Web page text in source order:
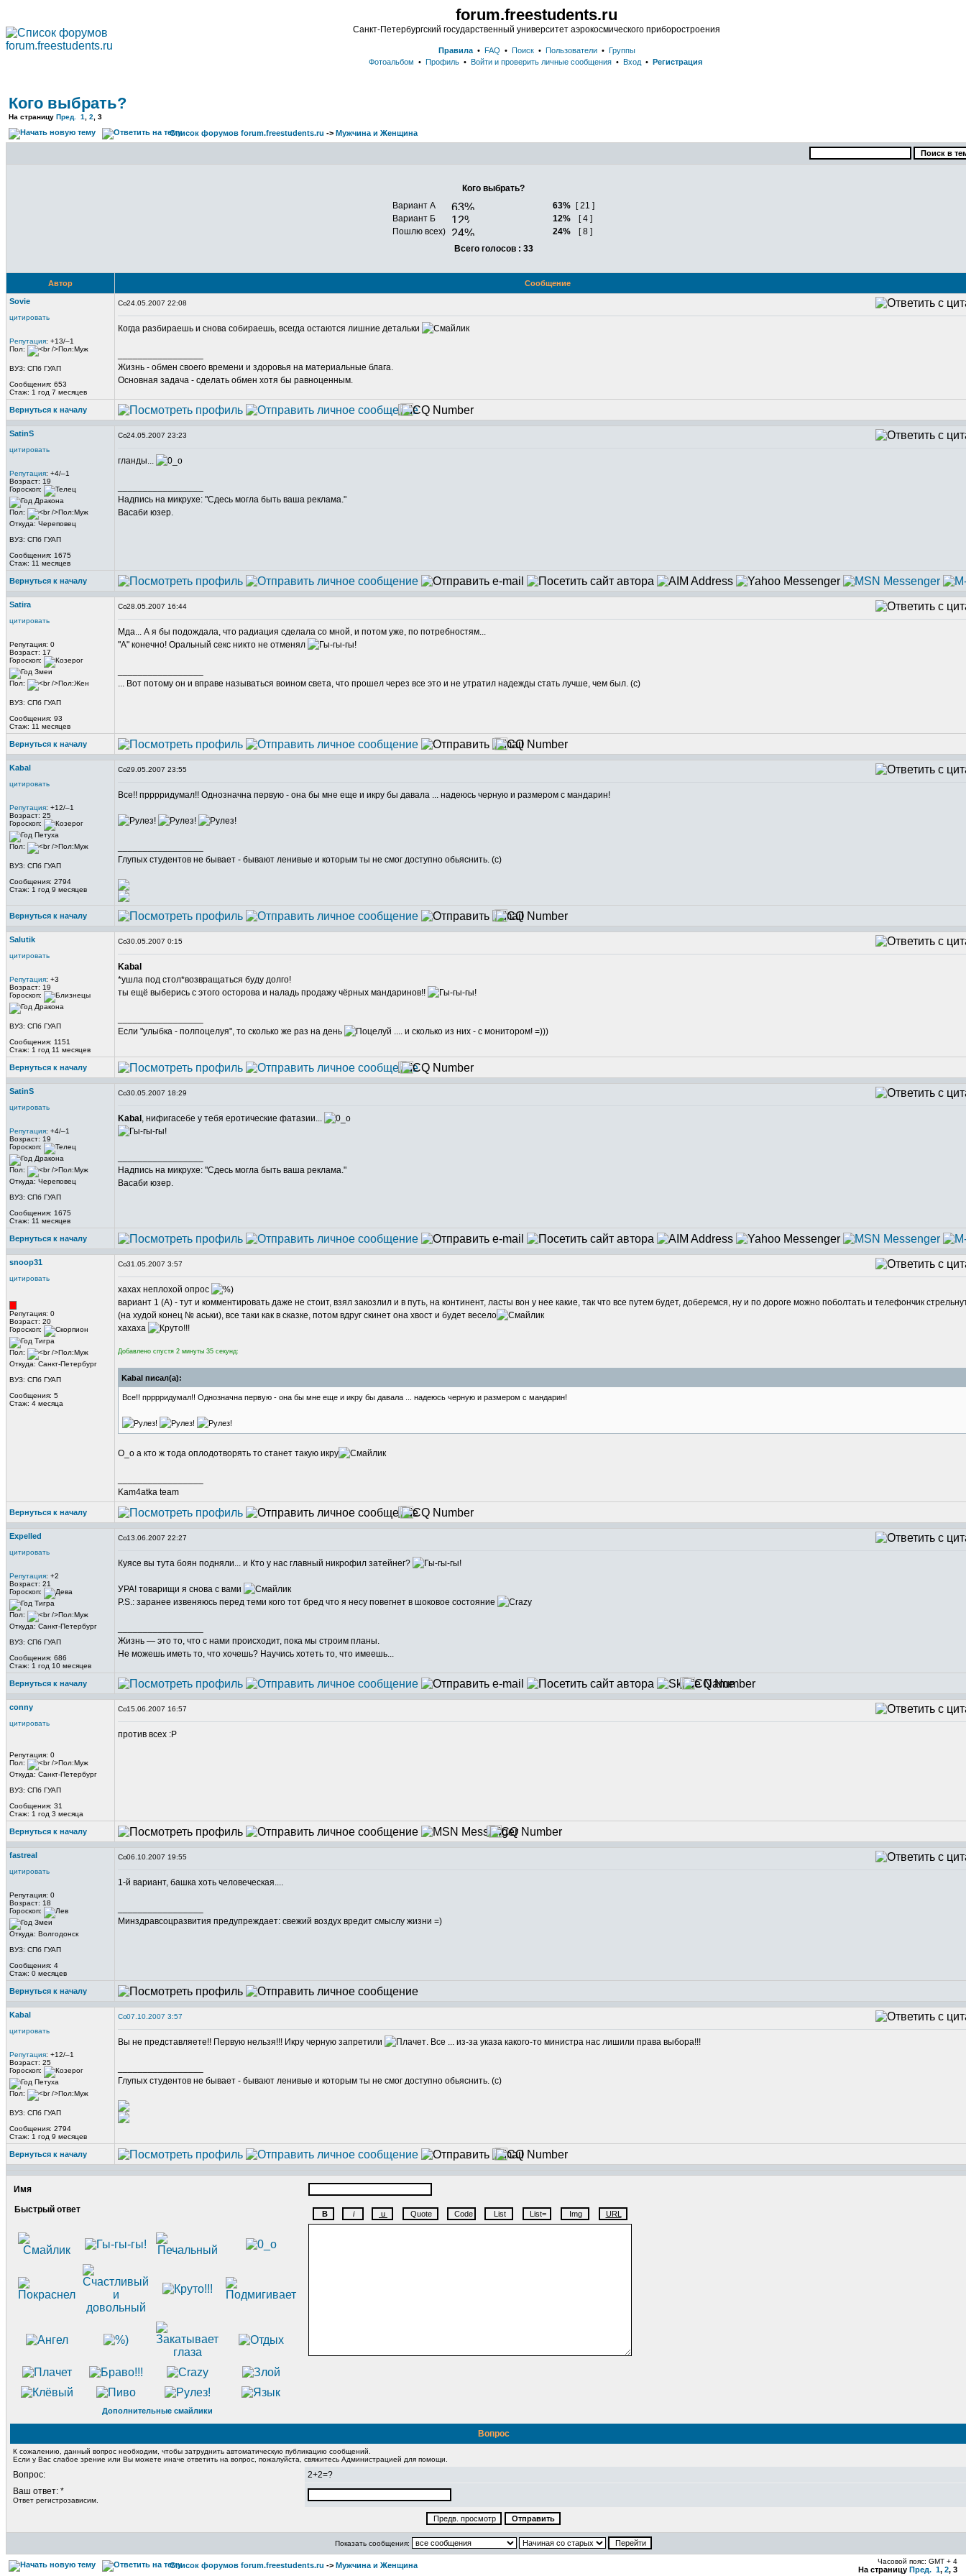
forum.freestudents.ru
Санкт-Петербургский государственный университет аэрокосмического приборостроения
Правила• FAQ • Поиск• Пользователи• Группы
Фотоальбом • Профиль • Войти и проверить личные сообщения • Вход • Регистрация
Кого выбрать?
На страницу Пред. 1 2 3
Список форумов forum.freestudents.ru -> Мужчина и Женщина
Кого выбрать?
Вариант А
63%
[ 21 ]
Вариант Б
12%
[ 4 ]
Пошлю всех)
24%
[ 8 ]
Всего голосов : 33
Автор Сообщение
Sovie
цитировать
Репутация: +13/–1
Пол:
ВУЗ: СПб ГУАП
Сообщения: 653
Стаж: 1 год 7 месяцев
24.05.2007 22:08
Когда разбираешь и снова собираешь, всегда остаются лишние детальки
Жизнь - обмен своего времени и здоровья на материальные блага.
Основная задача - сделать обмен хотя бы равноценным.
Вернуться к началу
SatinS
цитировать
Репутация: +4/–1
Возраст: 19
Гороскоп:
Пол:
Откуда: Череповец
ВУЗ: СПб ГУАП
Сообщения: 1675
Стаж: 11 месяцев
24.05.2007 23:23
гланды...
Надпись на микрухе: "Сдесь могла быть ваша реклама."
Васаби юзер.
Вернуться к началу
Satira
цитировать
Репутация: 0
Возраст: 17
Гороскоп:
Пол:
ВУЗ: СПб ГУАП
Сообщения: 93
Стаж: 11 месяцев
28.05.2007 16:44
Мда... А я бы подождала, что радиация сделала со мной, и потом уже, по потребностям...
"А" конечно! Оральный секс никто не отменял
... Вот потому он и вправе называться воином света, что прошел через все это и не утратил надежды стать лучше, чем был. (с)
Вернуться к началу
Kabal
цитировать
Репутация: +12/–1
Возраст: 25
Гороскоп:
Пол:
ВУЗ: СПб ГУАП
Сообщения: 2794
Стаж: 1 год 9 месяцев
29.05.2007 23:55
Все!! прррридумал!! Однозначна первую - она бы мне еще и икру бы давала ... надеюсь черную и размером с мандарин!
Глупых студентов не бывает - бывают ленивые и которым ты не смог доступно обьяснить. (с)
Вернуться к началу
Salutik
цитировать
Репутация: +3
Возраст: 19
Гороскоп:
ВУЗ: СПб ГУАП
Сообщения: 1151
Стаж: 1 год 11 месяцев
30.05.2007 0:15
Kabal
*ушла под стол*возвращаться буду долго!
ты ещё выберись с этого осторова и наладь продажу чёрных мандаринов!!
Если "улыбка - полпоцелуя", то сколько же раз на день
.... и сколько из них - с монитором! =)))
Вернуться к началу
SatinS
цитировать
Репутация: +4/–1
Возраст: 19
Гороскоп:
Пол:
Откуда: Череповец
ВУЗ: СПб ГУАП
Сообщения: 1675
Стаж: 11 месяцев
30.05.2007 18:29
Kabal , нифигасебе у тебя еротические фатазии...
Надпись на микрухе: "Сдесь могла быть ваша реклама."
Васаби юзер.
Вернуться к началу
snoop31
цитировать
Репутация: 0
Возраст: 20
Гороскоп:
Пол:
Откуда: Санкт-Петербург
ВУЗ: СПб ГУАП
Сообщения: 5
Стаж: 4 месяца
31.05.2007 3:57
хахах неплохой опрос
вариант 1 (А) - тут и комментировать даже не стоит, взял закозлил и в путь, на континент, ласты вон у нее какие, так что все путем будет, доберемся, ну и по дороге можно поболтать и телефончик
(на худой конец № аськи), все таки как в сказке, потом вдруг скинет она хвост и будет весело
хахаха
Добавлено спустя 2 минуты 35 секунд:
Kabal писал(а):
Все!! прррридумал!! Однозначна первую - она бы мне еще и икру бы давала ... надеюсь черную и размером с мандарин!
О_о а кто ж тода оплодотворять то станет такую икру
Kam4atka team
Вернуться к началу
Expelled
цитировать
Репутация: +2
Возраст: 21
Гороскоп:
Пол:
Откуда: Санкт-Петербург
ВУЗ: СПб ГУАП
Сообщения: 686
Стаж: 1 год 10 месяцев
13.06.2007 22:27
Куясе вы тута боян подняли... и Кто у нас главный никрофил затейнег?
УРА! товарищи я снова с вами
P.S.: заранее извеняюсь перед теми кого тот бред что я несу повегнет в шоковое состояние
Жизнь ― это то, что с нами происходит, пока мы строим планы.
Не можешь иметь то, что хочешь? Научись хотеть то, что имеешь...
Вернуться к началу
conny
цитировать
Репутация: 0
Пол:
Откуда: Санкт-Петербург
ВУЗ: СПб ГУАП
Сообщения: 31
Стаж: 1 год 3 месяца
15.06.2007 16:57
против всех :P
Вернуться к началу
fastreal
цитировать
Репутация: 0
Возраст: 18
Гороскоп:
Откуда: Волгодонск
ВУЗ: СПб ГУАП
Сообщения: 4
Стаж: 0 месяцев
06.10.2007 19:55
1-й вариант, башка хоть человеческая....
Минздравсоцразвития предупреждает: свежий воздух вредит смыслу жизни =)
Вернуться к началу
Kabal
цитировать
Репутация: +12/–1
Возраст: 25
Гороскоп:
Пол:
ВУЗ: СПб ГУАП
Сообщения: 2794
Стаж: 1 год 9 месяцев
07.10.2007 3:57
Вы не представляете!! Первую нельзя!!! Икру черную запретили . Все ... из-за указа какого-то министра нас лишили права выбора!!!
Глупых студентов не бывает - бывают ленивые и которым ты не смог доступно обьяснить. (с)
Вернуться к началу
Имя
Быстрый ответ
Дополнительные смайлики
Вопрос
К сожалению, данный вопрос необходим, чтобы затруднить автоматическую публикацию сообщений.
Если у Вас слабое зрение или Вы можете иначе ответить на вопрос, пожалуйста, свяжитесь Администрацией для помощи.
Вопрос:
2+2=?
Ваш ответ: *
Ответ регистрозависим.
Показать сообщения:
Список форумов forum.freestudents.ru -> Мужчина и Женщина Часовой пояс: GMT + 4
На страницу Пред. 1, 2, 3